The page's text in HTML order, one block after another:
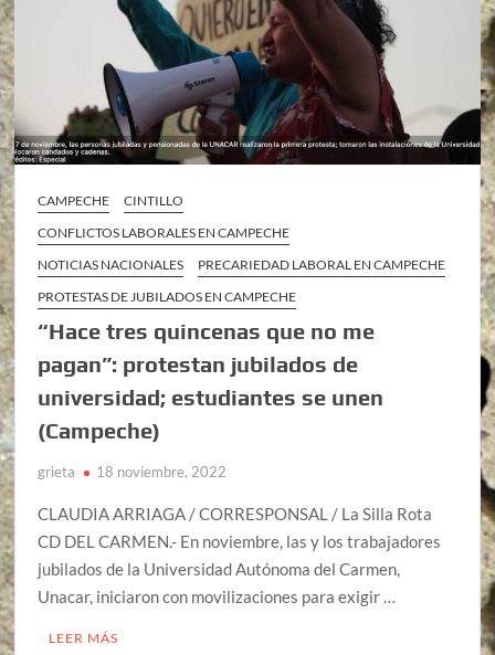
CAMPECHE
CINTILLO
CONFLICTOS LABORALES EN CAMPECHE
NOTICIAS NACIONALES
PRECARIEDAD LABORAL EN CAMPECHE
PROTESTAS DE JUBILADOS EN CAMPECHE
“Hace tres quincenas que no me
pagan”: protestan jubilados de
universidad; estudiantes se unen
(Campeche)
grieta 18 noviembre, 2022
CLAUDIA ARRIAGA / CORRESPONSAL / La Silla Rota
CD DEL CARMEN.- En noviembre, las y los trabajadores
jubilados de la Universidad Autónoma del Carmen,
Unacar, iniciaron con movilizaciones para exigir …
LEER MÁS